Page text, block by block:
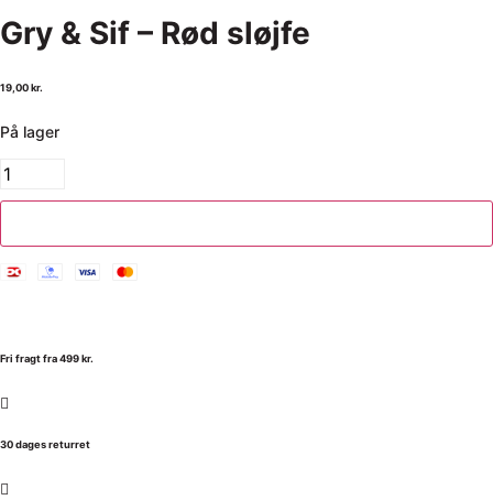
Gry & Sif – Rød sløjfe
19,00kr.
På lager
Fri fragt fra 499 kr.
30 dages returret